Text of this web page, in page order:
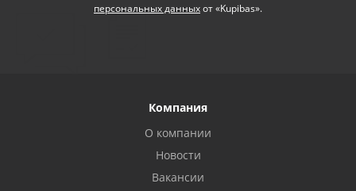
персональных данныхот «Kupibas».
Компания
О компании
Новости
Вакансии